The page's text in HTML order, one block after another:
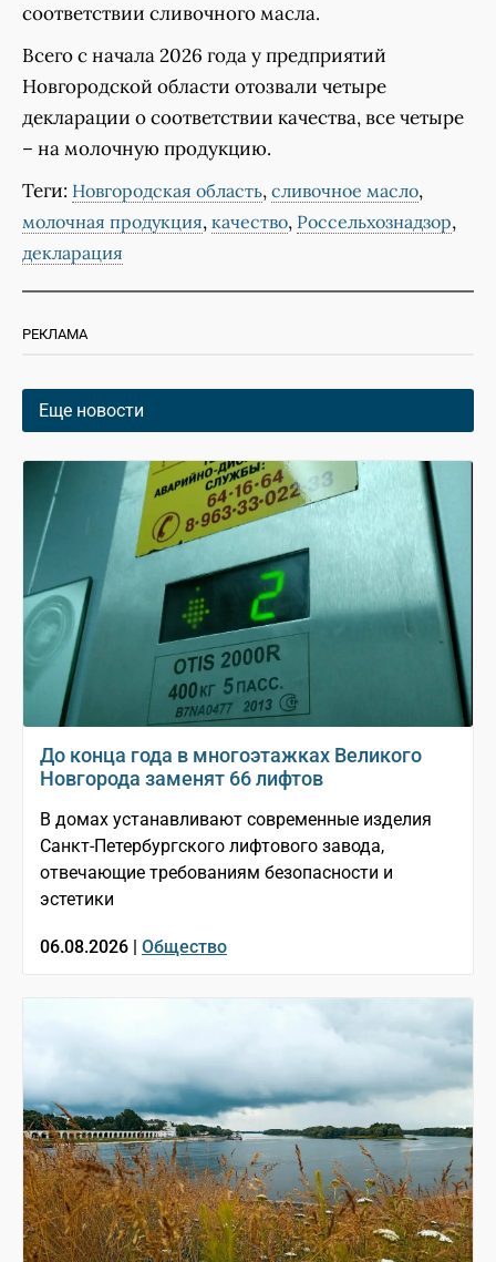
соответствии сливочного масла.
Всего с начала 2026 года у предприятий
Новгородской области отозвали четыре
декларации о соответствии качества, все четыре
– на молочную продукцию.
Теги: Новгородская область, сливочное масло,
молочная продукция, качество, Россельхознадзор,
декларация
РЕКЛАМА
Еще новости
До конца года в многоэтажках Великого
Новгорода заменят 66 лифтов
В домах устанавливают современные изделия
Санкт-Петербургского лифтового завода,
отвечающие требованиям безопасности и
эстетики
06.08.2026 | Общество